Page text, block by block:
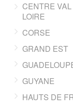
CENTRE
LOIRE
CORSE
GRAND EST
GUYANE
HAUTS DE